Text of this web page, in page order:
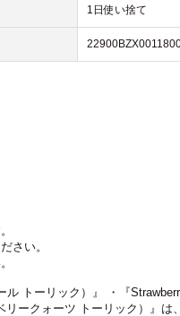
1日使い捨て
さい。
ル トーリック）』 ・『
ークォーツ トーリック）』は